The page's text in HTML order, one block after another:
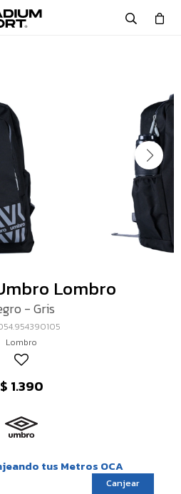
Lombro
- Gris
Lombro
$ 1.390
tus Metros OCA
Canjear